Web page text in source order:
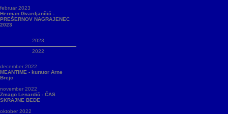
februar 2023
Herman Gvardjančič -
PREŠERNOV NAGRAJENEC
2023
2023
2022
december 2022
MEANTIME - kurator Arne
Brejc
november 2022
Zmago Lenardič - ČAS
SKRAJNE BEDE
oktober 2022